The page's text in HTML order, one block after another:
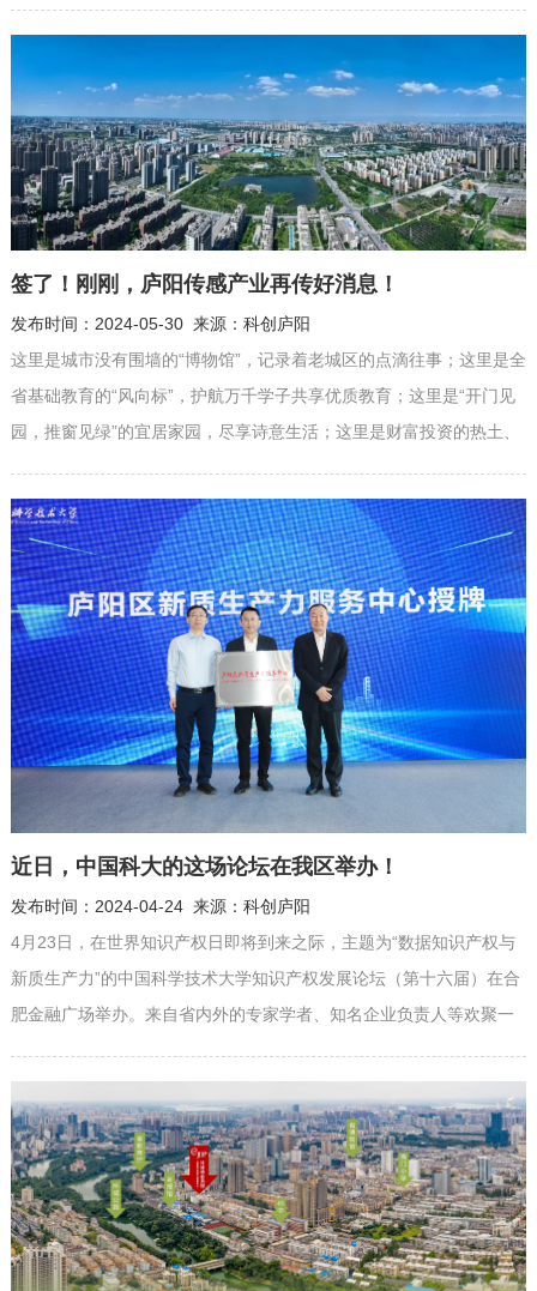
享经验。 图丨中德新能源和汽车工业技术项目对接会 会上，董文君、
杨丙红、伯特伦致辞；科大硅谷相关负责人作推介；活动还...
签了！刚刚，庐阳传感产业再传好消息！
发布时间：2024-05-30 来源：科创庐阳
这里是城市没有围墙的“博物馆”，记录着老城区的点滴往事；这里是全
省基础教育的“风向标”，护航万千学子共享优质教育；这里是“开门见
园，推窗见绿”的宜居家园，尽享诗意生活；这里是财富投资的热土、
热土！ 初夏的庐阳，翻滚着拼经济的热浪。即日起，庐阳发布开
设“‘签’手庐阳与企有‘约’”专栏，解码庐阳高质量发展背后的吸引力、
开...
近日，中国科大的这场论坛在我区举办！
发布时间：2024-04-24 来源：科创庐阳
4月23日，在世界知识产权日即将到来之际，主题为“数据知识产权与
新质生产力”的中国科学技术大学知识产权发展论坛（第十六届）在合
肥金融广场举办。来自省内外的专家学者、知名企业负责人等欢聚一
知识产权局局长程胤，安徽警官职业学院党委副书记、院长操申斌，
合肥市市场监督管理局副局长、市知识产权局局长潘守银，区委副书
记、区长杨丙红...